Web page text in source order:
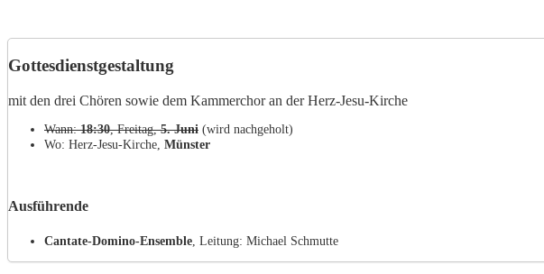
Gottesdienstgestaltung
mit den drei Chören sowie dem Kammerchor an der Herz-Jesu-Kirche
Wann:18:30, Freitag,5. Juni (wird nachgeholt)
Wo: Herz-Jesu-Kirche, Münster
Ausführende
Cantate-Domino-Ensemble , Leitung: Michael Schmutte